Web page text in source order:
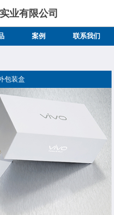
业有限公司
案例 联系我们
包装盒